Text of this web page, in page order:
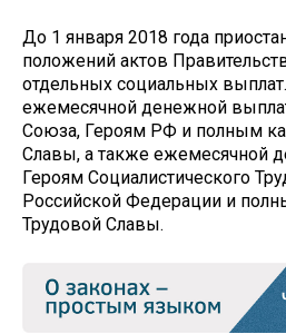
До 1 января 2018 года
положений актов
отдельных социальных
ежемесячной денежной
Союза, Героям РФ и полным
Славы, а также ежемесячной
Героям Социалистического
Российской Федерации и
Трудовой Славы.